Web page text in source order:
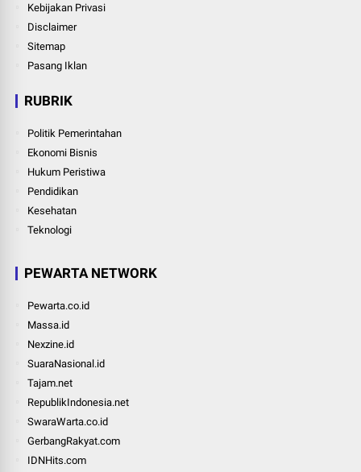
Kebijakan Privasi
Disclaimer
Sitemap
Pasang Iklan
RUBRIK
Politik Pemerintahan
Ekonomi Bisnis
Hukum Peristiwa
Pendidikan
Kesehatan
Teknologi
PEWARTA NETWORK
Pewarta.co.id
Massa.id
Nexzine.id
SuaraNasional.id
Tajam.net
RepublikIndonesia.net
SwaraWarta.co.id
GerbangRakyat.com
IDNHits.com